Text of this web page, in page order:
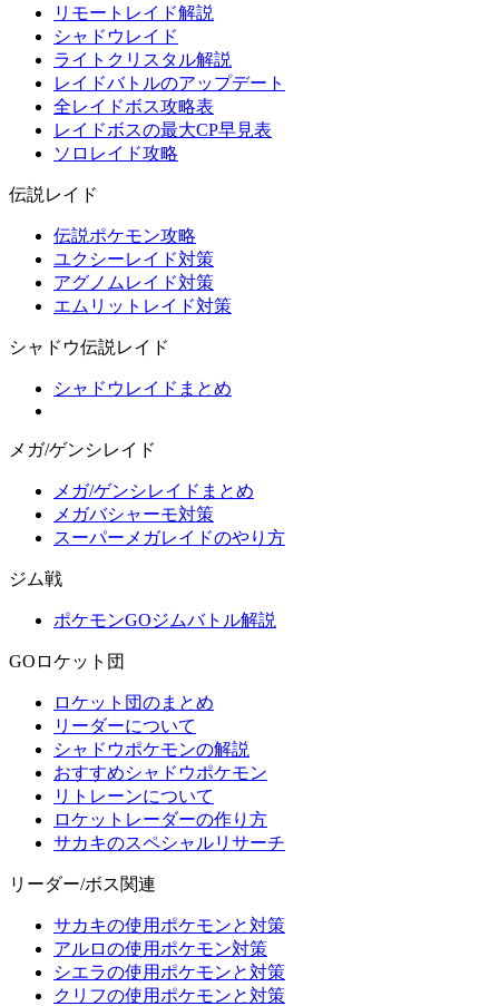
リモートレイド解説
シャドウレイド
ライトクリスタル解説
レイドバトルのアップデート
全レイドボス攻略表
レイドボスの最大CP早見表
ソロレイド攻略
伝説レイド
伝説ポケモン攻略
ユクシーレイド対策
アグノムレイド対策
エムリットレイド対策
シャドウ伝説レイド
シャドウレイドまとめ
メガ/ゲンシレイド
メガ/ゲンシレイドまとめ
メガバシャーモ対策
スーパーメガレイドのやり方
ジム戦
ポケモンGOジムバトル解説
GOロケット団
ロケット団のまとめ
リーダーについて
シャドウポケモンの解説
おすすめシャドウポケモン
リトレーンについて
ロケットレーダーの作り方
サカキのスペシャルリサーチ
リーダー/ボス関連
サカキの使用ポケモンと対策
アルロの使用ポケモン対策
シエラの使用ポケモンと対策
クリフの使用ポケモンと対策